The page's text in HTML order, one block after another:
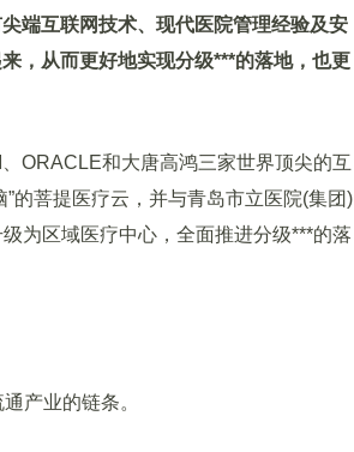
端互联网技术、现代医院管理经验及安
，从而更好地实现分级***的落地，也更
和大唐高鸿三家世界顶尖的互
的菩提医疗云，并与青岛市立医院(集团)
为区域医疗中心，全面推进分级***的落
产业的链条。